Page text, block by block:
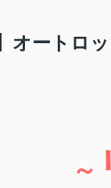
オートロ
～